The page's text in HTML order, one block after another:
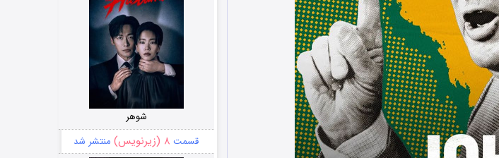
شوهر
قسمت ۸ (زیرنویس) منتشر شد